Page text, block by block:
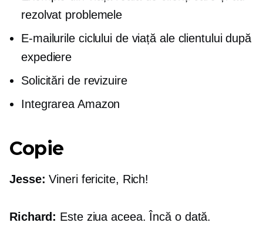
rezolvat problemele
E-mailurile ciclului de viață ale clientului după
expediere
Solicitări de revizuire
Integrarea Amazon
Copie
Jesse: Vineri fericite, Rich!
Richard: Este ziua aceea. Încă o dată.